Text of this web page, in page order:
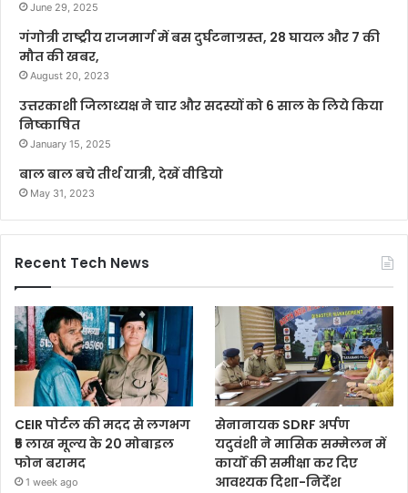
June 29, 2025
गंगोत्री राष्ट्रीय राजमार्ग में बस दुर्घटनाग्रस्त, 28 घायल और 7 की
मौत की खबर,
August 20, 2023
उत्तरकाशी जिलाध्यक्ष ने चार और सदस्यों को 6 साल के लिये किया
निष्काषित
January 15, 2025
बाल बाल बचे तीर्थ यात्री, देखें वीडियो
May 31, 2023
Recent Tech News
CEIR पोर्टल की मदद से लगभग
₹5 लाख मूल्य के 20 मोबाइल
फोन बरामद
1 week ago
सेनानायक SDRF अर्पण
यदुवंशी ने मासिक सम्मेलन में
कार्यों की समीक्षा कर दिए
आवश्यक दिशा-निर्देश